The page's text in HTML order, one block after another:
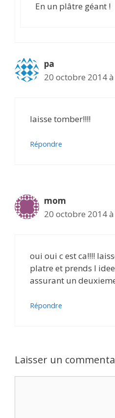
En un plâtre géant !
pa
20 octobre 2014
laisse tomber!!!!
Répondre
mom
20 octobre 2014
oui oui c est ca!!!!
platre et prends l
assurant un
Répondre
Laisser un